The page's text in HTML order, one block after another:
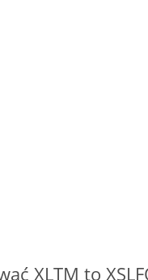
XLTM to